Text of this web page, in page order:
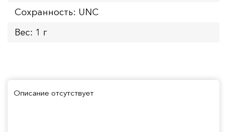
Сохранность: UNC
Вес: 1 г
Описание отсутствует